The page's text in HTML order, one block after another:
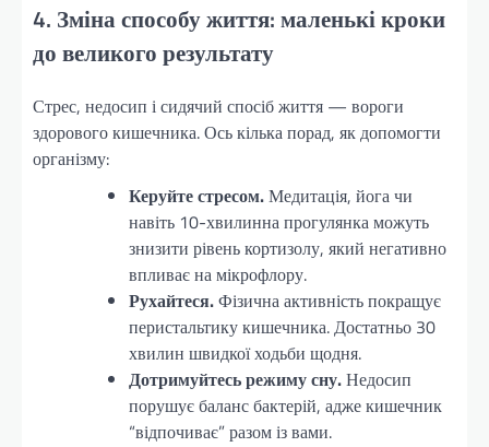
4. Зміна способу життя: маленькі кроки
до великого результату
Стрес, недосип і сидячий спосіб життя — вороги
здорового кишечника. Ось кілька порад, як допомогти
організму:
Керуйте стресом.Медитація, йога чи
навіть 10-хвилинна прогулянка можуть
знизити рівень кортизолу, який негативно
впливає на мікрофлору.
Рухайтеся.Фізична активність покращує
перистальтику кишечника. Достатньо 30
хвилин швидкої ходьби щодня.
Дотримуйтесь режиму сну.Недосип
порушує баланс бактерій, адже кишечник
“відпочиває” разом із вами.